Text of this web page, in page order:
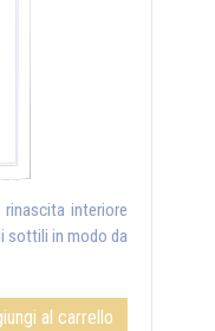
interiore
sottili in modo da
al carrello